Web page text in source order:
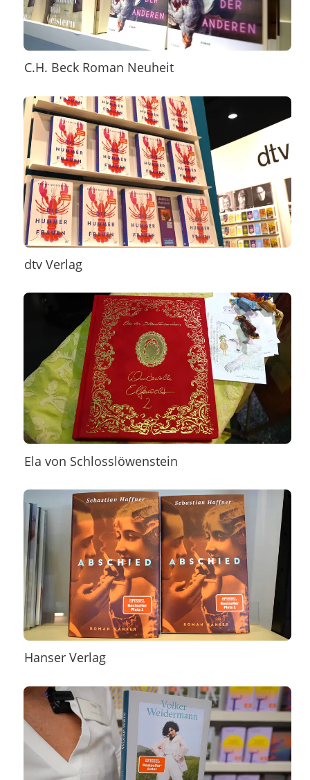
C.H. Beck Roman Neuheit
dtv Verlag
Ela von Schlosslöwenstein
Hanser Verlag